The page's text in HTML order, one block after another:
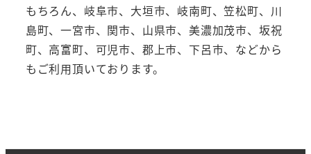
もちろん、岐阜市、大垣市、岐南町、笠松町、川
島町、一宮市、関市、山県市、美濃加茂市、坂祝
町、高富町、可児市、郡上市、下呂市、などから
もご利用頂いております。